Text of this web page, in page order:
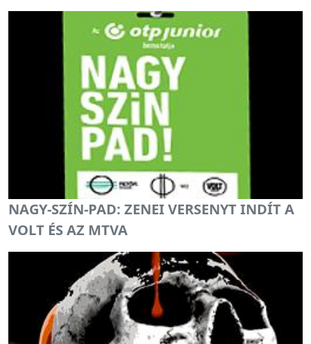
NAGY-SZÍN-PAD: ZENEI VERSENYT INDÍT A
VOLT ÉS AZ MTVA